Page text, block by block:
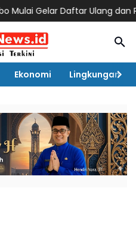
Daftar Ulang dan
Ekonomi Lingkungan